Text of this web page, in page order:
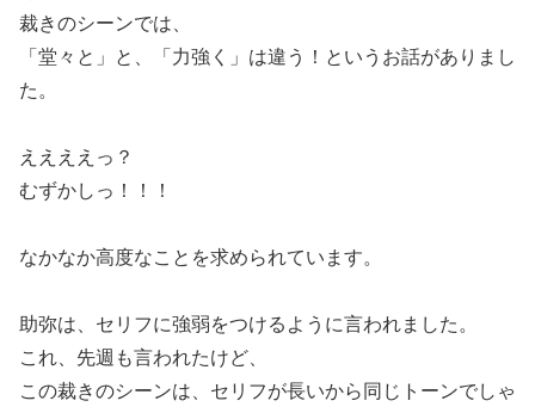
裁きのシーンでは、
「堂々と」と、「力強く」は違う！というお話がありまし
た。
ええええっ？
むずかしっ！！！
なかなか高度なことを求められています。
助弥は、セリフに強弱をつけるように言われました。
これ、先週も言われたけど、
この裁きのシーンは、セリフが長いから同じトーンでしゃ